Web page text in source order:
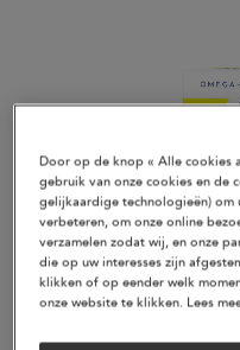
Door op de knop « Alle cookies
gebruik van onze cookies en de
gelijkaardige technologieën)
verbeteren, om onze online
verzamelen zodat wij, en onze
die op uw interesses zijn
klikken of op eender welk
onze website te klikken. Lees